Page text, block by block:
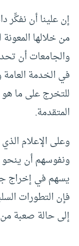
إن علينا أن نفكِّر
من خلالها
والجامعات أن
في الخدمة
للتخرج على ما
المتقدمة.
وعلى الإعلام
ونفوسهم أن
يسهم في إخراج
فإن التطورات
إلى حالة صعبة من